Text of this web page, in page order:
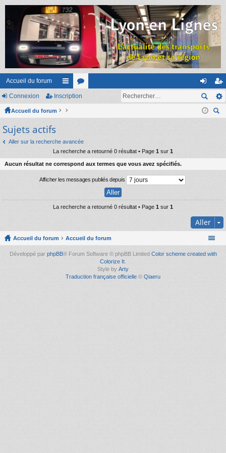
Accueil du forum
ac
co
ci
s
or
s
on
ne
ns
cri
Connexion Inscription
Accueil du forum
Sujets actifs
Aller sur la recherche avancée
La recherche a retourné 0 résultat • Page 1 sur 1
Aucun résultat ne correspond aux termes que vous avez spécifiés.
Afficher les messages publiés depuis
La recherche a retourné 0 résultat • Page 1 sur 1
Aller
Accueil du forum Accueil du forum
Développé par phpBB® Forum Software © phpBB Limited Color scheme created with
Colorize It
Style by Arty
Traduction française officielle © Qiaeru